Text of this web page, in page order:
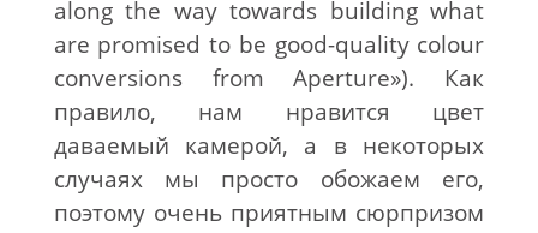
along the way towards building what
are promised to be good-quality colour
conversions from Aperture»). Как
правило, нам нравится цвет
даваемый камерой, а в некоторых
случаях мы просто обожаем его,
поэтому очень приятным сюрпризом